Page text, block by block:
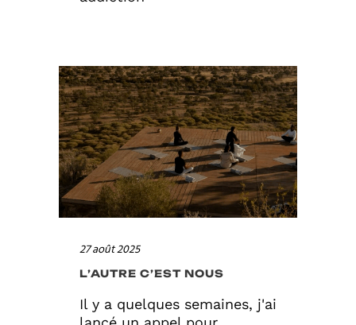
27 août 2025
L’AUTRE C’EST NOUS
Il y a quelques semaines, j'ai